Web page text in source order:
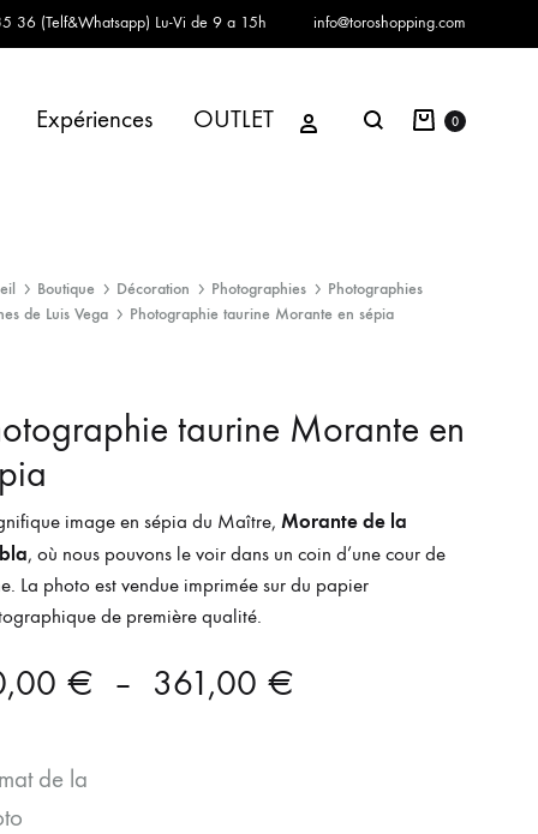
36 (Telf&Whatsapp) Lu-Vi de 9 a 15h info@toroshopping.com
Expériences OUTLET Se connecter
Chercher Panier
0
Boutique Décoration Photographies
Photographies
de Luis Vega
Photographie taurine Morante en sépia
taurine Morante en
image en sépia du Maître, Morante de la
, où nous pouvons le voir dans un coin d’une cour de
La photo est vendue imprimée sur du papier
de première qualité.
€ – 361,00 €Plage
de la